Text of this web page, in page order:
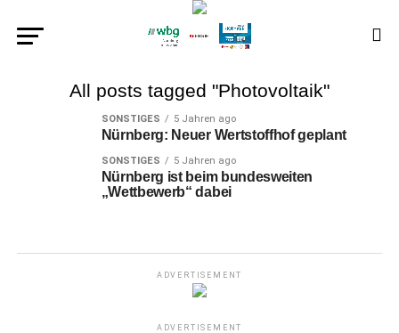
All posts tagged "Photovoltaik"
SONSTIGES 5 Jahren ago
Nürnberg: Neuer Wertstoffhof geplant
SONSTIGES 5 Jahren ago
Nürnberg ist beim bundesweiten
„Wettbewerb“ dabei
ADVERTISEMENT
ADVERTISEMENT